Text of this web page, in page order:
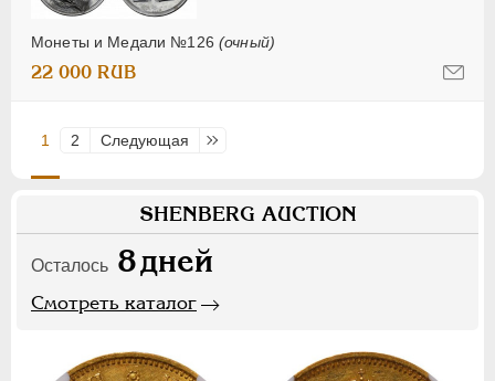
Монеты и Медали №126 (очный)
22 000 RUB
1 2 Следующая Последняя
SHENBERG AUCTION
Осталось 8дней
Смотреть каталог